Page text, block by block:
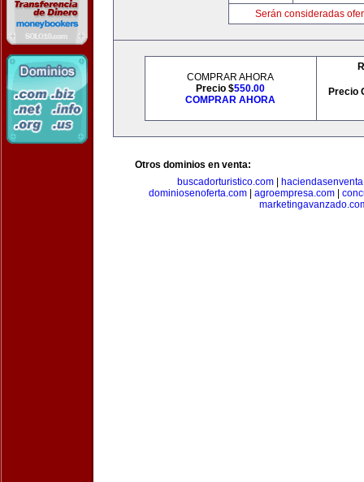
Serán consideradas
COMPRAR AHORA
Precio $550.00
COMPRAR AHORA
Precio
Otros dominios en venta:
buscadorturistico.com|
dominiosenoferta.com| agroempresa.com|